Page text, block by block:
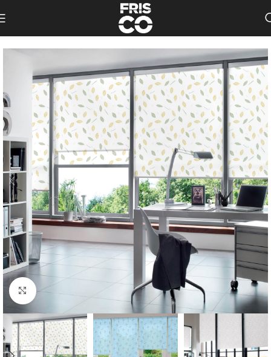
Click to enlarge